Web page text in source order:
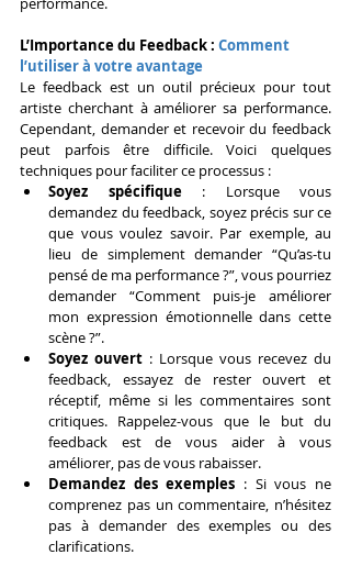
L’Importance du Feedback : Comment
l’utiliser à votre avantage
Le feedback est un outil précieux pour tout
artiste cherchant à améliorer sa performance.
Cependant, demander et recevoir du feedback
peut parfois être difficile. Voici quelques
techniques pour faciliter ce processus :
Soyez spécifique : Lorsque vous
demandez du feedback, soyez précis sur ce
que vous voulez savoir. Par exemple, au
lieu de simplement demander “Qu’as-tu
pensé de ma performance ?”, vous pourriez
demander “Comment puis-je améliorer
mon expression émotionnelle dans cette
scène ?”.
Soyez ouvert : Lorsque vous recevez du
feedback, essayez de rester ouvert et
réceptif, même si les commentaires sont
critiques. Rappelez-vous que le but du
feedback est de vous aider à vous
améliorer, pas de vous rabaisser.
Demandez des exemples : Si vous ne
comprenez pas un commentaire, n’hésitez
pas à demander des exemples ou des
clarifications.